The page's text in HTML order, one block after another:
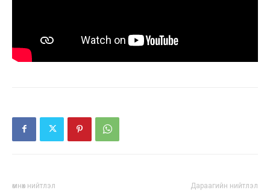
өмнөх нийтлэл Дараагийн нийтлэл